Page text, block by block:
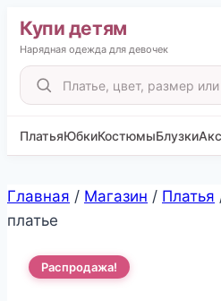
Купи детям
Нарядная одежда для девочек
Поиск
товаров
ПлатьяЮбкиКостюмыБлузки
Перейти
к
Главная / Магазин / Платья
платье
Распродажа!